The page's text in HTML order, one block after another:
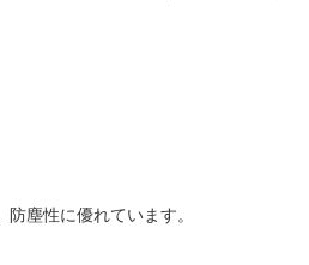
塵性に優れています。